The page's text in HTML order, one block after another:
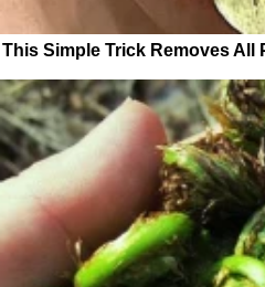
This Simple Trick Removes All